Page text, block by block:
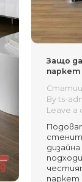
Защо
паркет
Статии
Byts-
Leave a
паркет